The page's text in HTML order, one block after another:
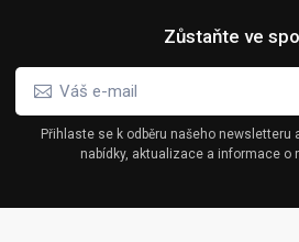
Zůstaňte ve
Přihlaste se k odběru našeho
nabídky, aktualizace a informace o